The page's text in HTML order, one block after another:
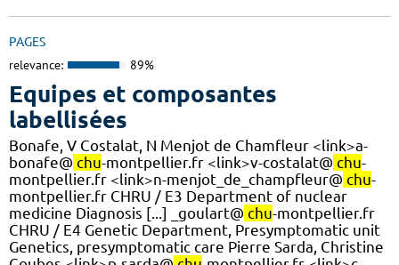
PAGES
relevance: 89%
Equipes et composantes
labellisées
Bonafe, V Costalat, N Menjot de Chamfleur <link>a-
bonafe@ chu-montpellier.fr <link>v-costalat@ chu-
montpellier.fr <link>n-menjot_de_champfleur@ chu-
montpellier.fr CHRU / E3 Department of nuclear
medicine Diagnosis [...] _goulart@ chu-montpellier.fr
CHRU / E4 Genetic Department, Presymptomatic unit
Genetics, presymptomatic care Pierre Sarda, Christine